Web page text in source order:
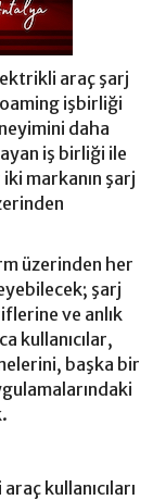
araç şarj
işbirliği
daha
iş birliği ile
markanın şarj
üzerinden her
şarj
ve anlık
kullanıcılar,
başka bir
kullanıcıları